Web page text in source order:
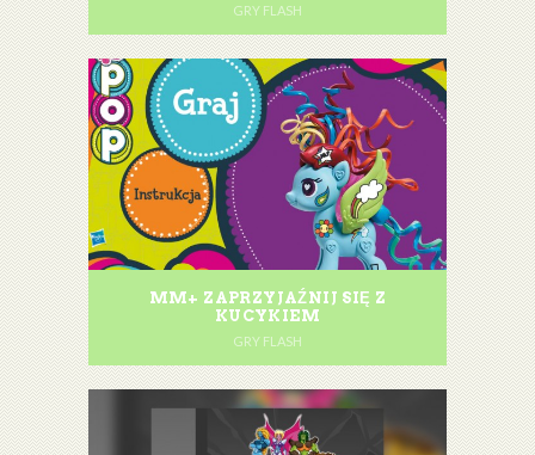
GRY FLASH
MM+ ZAPRZYJAŹNIJ SIĘ Z
KUCYKIEM
GRY FLASH